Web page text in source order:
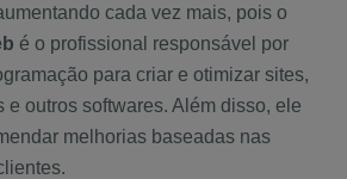
cada vez mais, pois o
é o profissional responsável por
para criar e otimizar sites,
e outros softwares. Além disso, ele
melhorias baseadas nas